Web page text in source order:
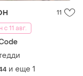
11
с 11 авг.
и еще 1